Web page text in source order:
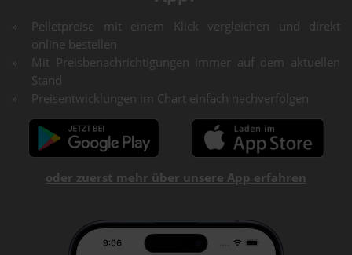
Pelletpreise mit einem Klick vergleichen und direkt
online bestellen
Mit Preisbenachrichtigungen immer auf dem aktuellen
Stand
Preisentwicklungen im Chart einfach nachverfolgen
oder zuerst mehr über unsere App erfahren